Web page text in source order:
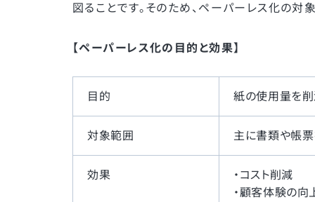
図ることです。そのため、ペーパーレス化の
【ペーパーレス化の目的と効果】
目的 紙の使用量を削
対象範囲 主に書類や帳
効果
・コスト削減
・顧客体験の向